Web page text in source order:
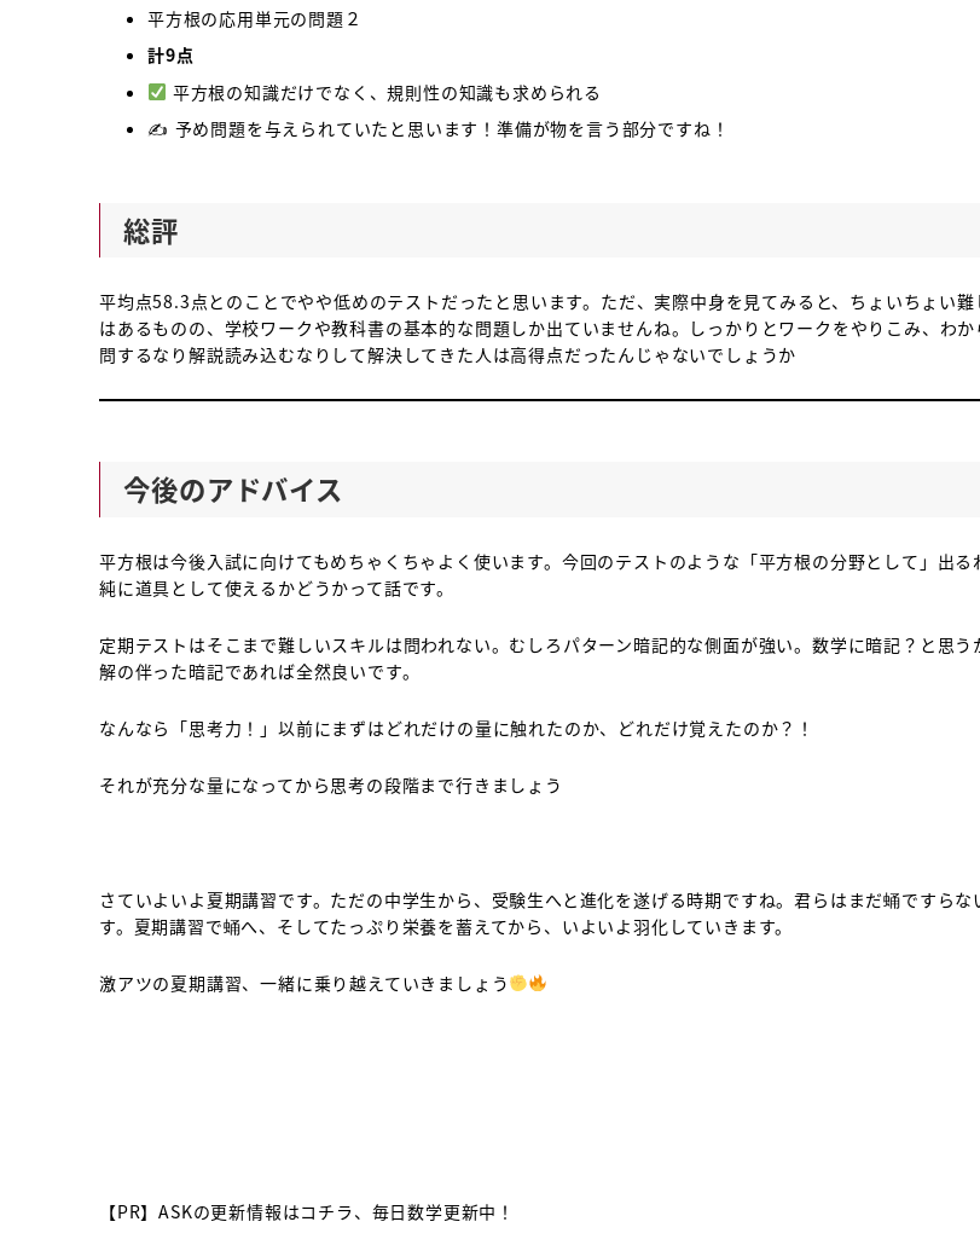
平方根の応用単元の問題２
計9点
平方根の知識だけでなく、規則性の知識も求められる
✍️ 予め問題を与えられていたと思います！準備が物を言う部分ですね！
総評
平均点58.3点とのことでやや低めのテストだったと思います。ただ、実際中身を見てみると、ちょいちょい
はあるものの、学校ワークや教科書の基本的な問題しか出ていませんね。しっかりとワークをやりこみ、わ
問するなり解説読み込むなりして解決してきた人は高得点だったんじゃないでしょうか
今後のアドバイス
平方根は今後入試に向けてもめちゃくちゃよく使います。今回のテストのような「平方根の分野として」出る
純に道具として使えるかどうかって話です。
定期テストはそこまで難しいスキルは問われない。むしろパターン暗記的な側面が強い。数学に暗記？と思う
解の伴った暗記であれば全然良いです。
なんなら「思考力！」以前にまずはどれだけの量に触れたのか、どれだけ覚えたのか？！
それが充分な量になってから思考の段階まで行きましょう
さていよいよ夏期講習です。ただの中学生から、受験生へと進化を遂げる時期ですね。君らはまだ蛹ですらな
す。夏期講習で蛹へ、そしてたっぷり栄養を蓄えてから、いよいよ羽化していきます。
激アツの夏期講習、一緒に乗り越えていきましょう
【PR】ASKの更新情報はコチラ、毎日数学更新中！